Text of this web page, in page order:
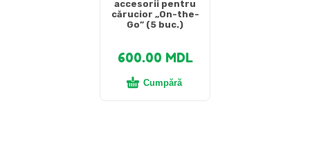
accesorii pentru
cărucior „On-the-
Go” (5 buc.)
600.00 MDL
Cumpără